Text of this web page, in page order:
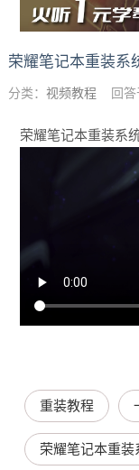
荣耀笔记本重装系
分类： 视频教程 回答
荣耀笔记本重装系
重装教程
荣耀笔记本重装